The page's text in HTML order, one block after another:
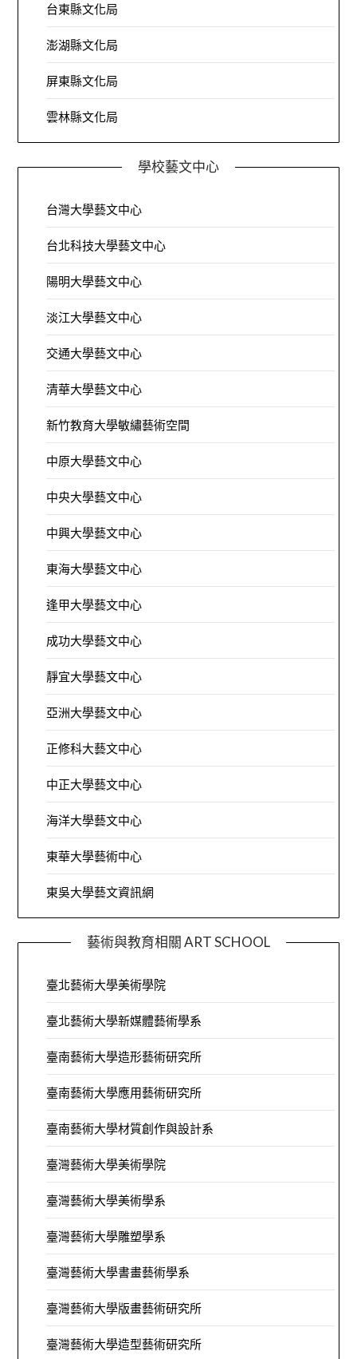
台東縣文化局
澎湖縣文化局
屏東縣文化局
雲林縣文化局
學校藝文中心
台灣大學藝文中心
台北科技大學藝文中心
陽明大學藝文中心
淡江大學藝文中心
交通大學藝文中心
清華大學藝文中心
新竹教育大學敏繡藝術空間
中原大學藝文中心
中央大學藝文中心
中興大學藝文中心
東海大學藝文中心
逢甲大學藝文中心
成功大學藝文中心
靜宜大學藝文中心
亞洲大學藝文中心
正修科大藝文中心
中正大學藝文中心
海洋大學藝文中心
東華大學藝術中心
東吳大學藝文資訊網
藝術與教育相關 ART SCHOOL
臺北藝術大學美術學院
臺北藝術大學新媒體藝術學系
臺南藝術大學造形藝術研究所
臺南藝術大學應用藝術研究所
臺南藝術大學材質創作與設計系
臺灣藝術大學美術學院
臺灣藝術大學美術學系
臺灣藝術大學雕塑學系
臺灣藝術大學書畫藝術學系
臺灣藝術大學版畫藝術研究所
臺灣藝術大學造型藝術研究所